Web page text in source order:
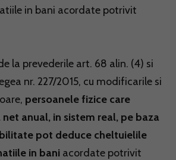
in bani acordate potrivit
la prevederile art. 68 alin. (4) si
nr. 227/2015, cu modificarile si
persoanele fizice care
anual, in sistem real, pe baza
pot deduce cheltuielile
in bani acordate potrivit